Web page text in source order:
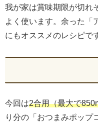
我が家は賞味期限が切れ
よく使います。余った「
にもオススメのレシピで
今回は2合用（最大で
り分の「おつまみポップ